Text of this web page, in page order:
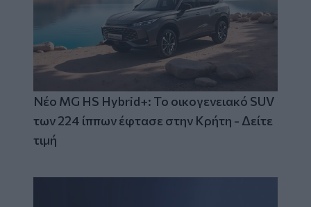
Νέο MG HS Hybrid+: Το οικογενειακό SUV
των 224 ίππων έφτασε στην Κρήτη - Δείτε
τιμή